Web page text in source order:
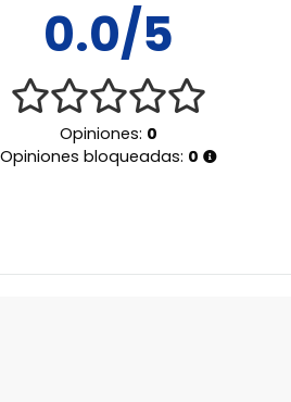
0.0/5
Opiniones: 0
Opiniones bloqueadas: 0